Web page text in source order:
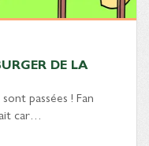
DE LA
passées ! Fan
car…